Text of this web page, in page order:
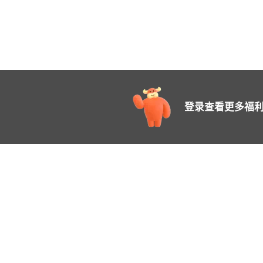
登录查看更多福